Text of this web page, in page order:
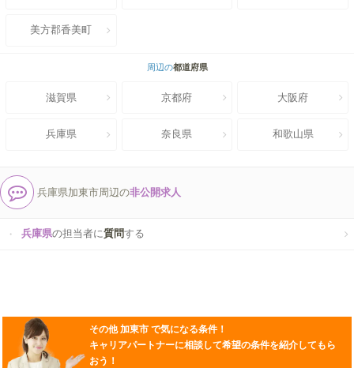
美方郡香美町
周辺の都道府県
滋賀県 京都府 大阪府
兵庫県 奈良県 和歌山県
兵庫県加東市周辺の非公開求人
兵庫県の担当者に質問する
その他加東市 で気になる条件！
キャリアパートナーに相談して希望の条件を紹介してもら
おう！